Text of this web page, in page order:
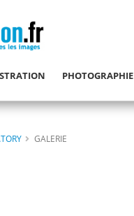
PHOTOGRAPHIE
GALERIE